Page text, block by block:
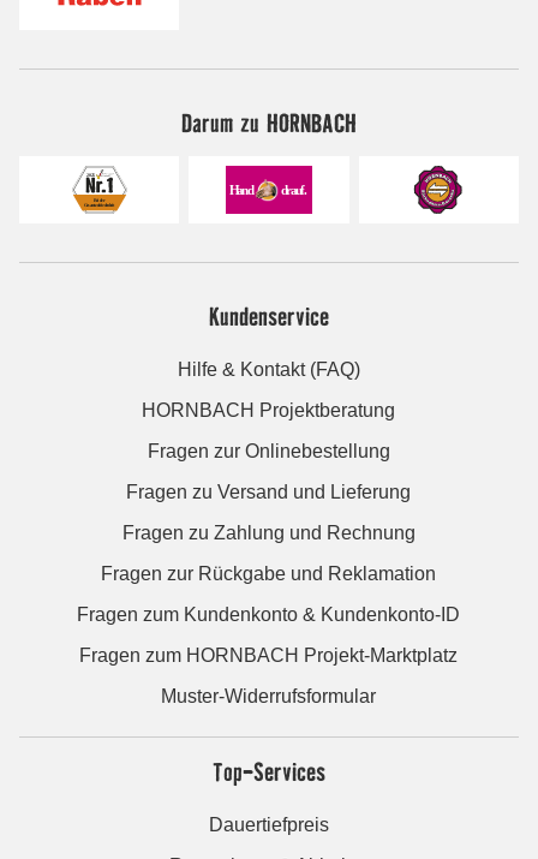
Darum zu HORNBACH
Kundenservice
Hilfe & Kontakt (FAQ)
HORNBACH Projektberatung
Fragen zur Onlinebestellung
Fragen zu Versand und Lieferung
Fragen zu Zahlung und Rechnung
Fragen zur Rückgabe und Reklamation
Fragen zum Kundenkonto & Kundenkonto-ID
Fragen zum HORNBACH Projekt-Marktplatz
Muster-Widerrufsformular
Top-Services
Dauertiefpreis